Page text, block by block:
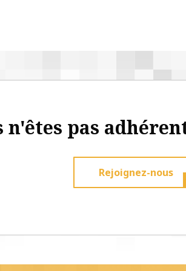
n'êtes pas
Rejoignez-nous